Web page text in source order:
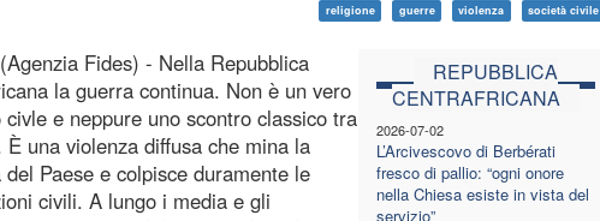
religione guerre violenza società civile
REPUBBLICA
CENTRAFRICANA
2026-07-02
L’Arcivescovo di Berbérati
fresco di pallio: “ogni onore
nella Chiesa esiste in vista del
servizio”
Fides) - Nella Repubblica
la guerra continua. Non è un vero
civle e neppure uno scontro classico tra
È una violenza diffusa che mina la
Paese e colpisce duramente le
civili. A lungo i media e gli